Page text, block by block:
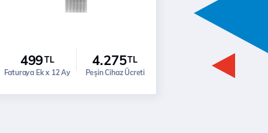
499TL
Faturaya Ek x 12 Ay
4.275TL
Peşin Cihaz Ücreti